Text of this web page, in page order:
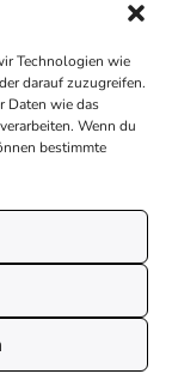
Technologien wie
darauf zuzugreifen.
Daten wie das
Wenn du
bestimmte
Made with